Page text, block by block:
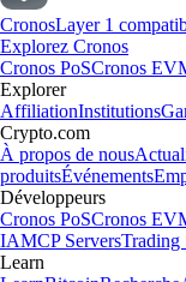
CronosLayer 1
Explorez Cronos
Cronos PoSCronos
Explorer
AffiliationInstitutions
Crypto.com
À propos de nous
produitsÉvénements
Développeurs
Cronos PoSCronos
IAMCP ServersTrading
Learn